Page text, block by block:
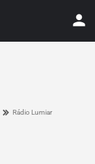
Rádio Lumiar